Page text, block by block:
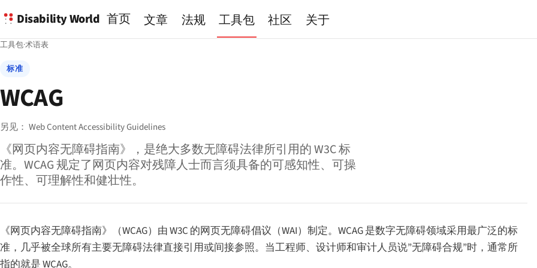
Disability World 首页 文章 法规 工具包 社区 关于
工具包·术语表
标准
WCAG
另见： Web Content Accessibility Guidelines
《网页内容无障碍指南》，是绝大多数无障碍法律所引用的 W3C 标
准。WCAG 规定了网页内容对残障人士而言须具备的可感知性、可操
作性、可理解性和健壮性。
《网页内容无障碍指南》（WCAG）由 W3C 的网页无障碍倡议（WAI）制定。WCAG 是数字无障碍领域采用最广泛的标
准，几乎被全球所有主要无障碍法律直接引用或间接参照。当工程师、设计师和审计人员说”无障碍合规”时，通常所
指的就是 WCAG。